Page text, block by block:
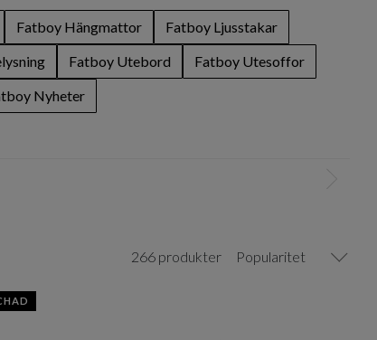
Fatboy Hängmattor
Fatboy Ljusstakar
Fatboy Utebord
Fatboy Utesoffor
Nyheter
266 produkter Popularitet